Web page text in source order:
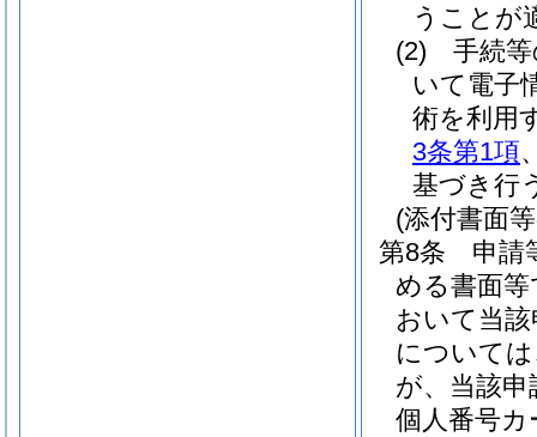
うことが
(2)
手続
いて電子
術を利用
3条第1項
基づき行
(添付書面
第8条
申請
める書面
おいて当
について
が、当該
個人番号